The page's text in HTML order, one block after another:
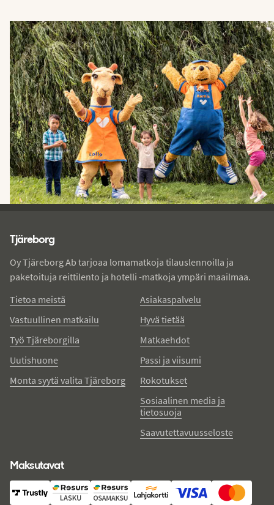
Matkaehdot
Arvonnat ja kilpailut
Whistleblowing-palvelu
Tjäreborg
Oy Tjäreborg Ab tarjoaa lomamatkoja tilauslennoilla ja
paketoituja reittilento ja hotelli -matkoja ympäri maailmaa.
Tietoa meistä
Vastuullinen matkailu
Työ Tjäreborgilla
Uutishuone
Monta syytä valita Tjäreborg
Asiakaspalvelu
Hyvä tietää
Matkaehdot
Passi ja viisumi
Rokotukset
Sosiaalinen media ja
tietosuoja
Saavutettavuusseloste
Maksutavat